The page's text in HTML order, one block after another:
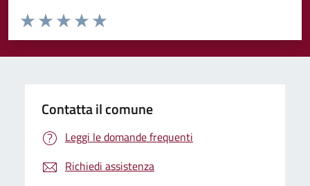
Valuta da 1 a 5 stelle la pagina
Valuta 5 stelle su 5
Valuta 4 stelle su 5
Valuta 3 stelle su 5
Valuta 2 stelle su 5
Valuta 1 stelle su 5
Contatta il comune
Leggi le domande frequenti
Richiedi assistenza